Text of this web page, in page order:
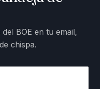
BOE en tu email,
chispa.